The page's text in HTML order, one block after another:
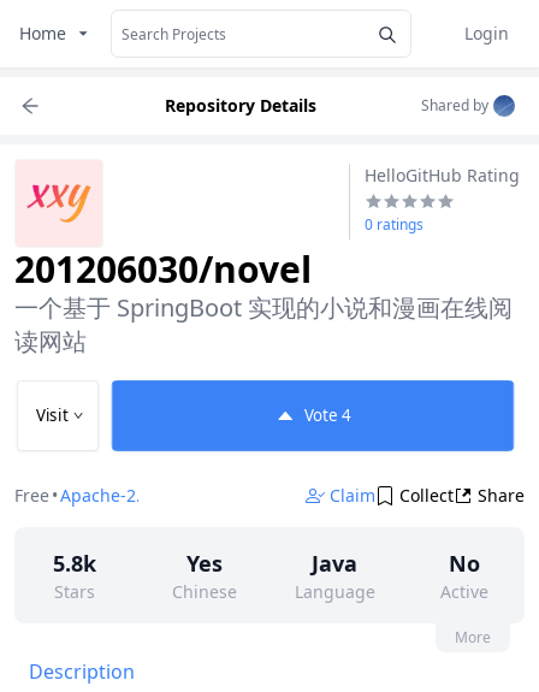
Home
Login
Repository Details Shared by
HelloGitHub Rating
0 ratings
201206030/novel
一个基于 SpringBoot 实现的小说和漫画在线阅
读网站
Visit Vote 4
Free•Apache-2.0 Claim Collect Share
5.8k
Stars
Yes
Chinese
Java
Language
No
Active
Contributors
None
More
Description